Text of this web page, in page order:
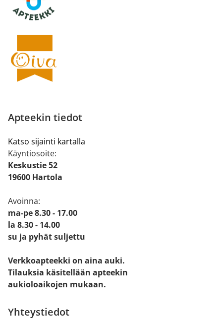
Apteekin tiedot
Katso sijainti kartalla
Käyntiosoite:
Keskustie 52
19600 Hartola
Avoinna:
ma-pe 8.30 - 17.00
la 8.30 - 14.00
su ja pyhät suljettu
Verkkoapteekki on aina auki.
Tilauksia käsitellään apteekin
aukioloaikojen mukaan.
Yhteystiedot